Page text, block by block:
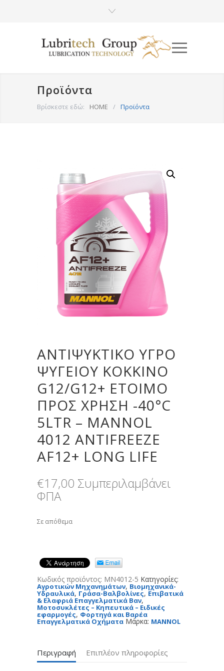
Προϊόντα
Βρίσκεστε εδώ: HOME / Προϊόντα
ΑΝΤΙΨΥΚΤΙΚΟ ΥΓΡΟ
ΨΥΓΕΙΟΥ ΚΟΚΚΙΝΟ
G12/G12+ ΕΤΟΙΜΟ
ΠΡΟΣ ΧΡΗΣΗ -40°C
5LTR – MANNOL
4012 ANTIFREEZE
AF12+ LONG LIFE
€17,00 Συμπεριλαμβάνει
ΦΠΑ
Σε απόθεμα
Κωδικός προϊόντος: MN4012-5 Κατηγορίες:
Αγροτικών Μηχανημάτων, Βιομηχανικά-
Υδραυλικά, Γράσα-Βαλβολίνες, Επιβατικά
& Ελαφριά Επαγγελματικά Βαν,
Μοτοσυκλέτες – Κηπευτικά – Ειδικές
εφαρμογές, Φορτηγά και Βαρέα
Επαγγελματικά Οχήματα Μάρκα: MANNOL
Περιγραφή Επιπλέον πληροφορίες